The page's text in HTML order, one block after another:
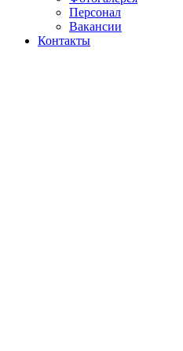
Персонал
Вакансии
Контакты